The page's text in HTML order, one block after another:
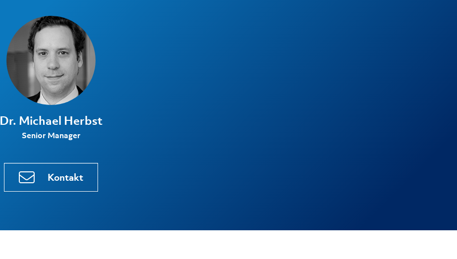
Dr. Michael Herbst
Senior Manager
Kontakt